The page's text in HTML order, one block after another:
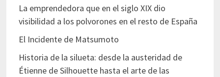
La emprendedora que en el siglo XIX dio
visibilidad a los polvorones en el resto de España
El Incidente de Matsumoto
Historia de la silueta: desde la austeridad de
Étienne de Silhouette hasta el arte de las